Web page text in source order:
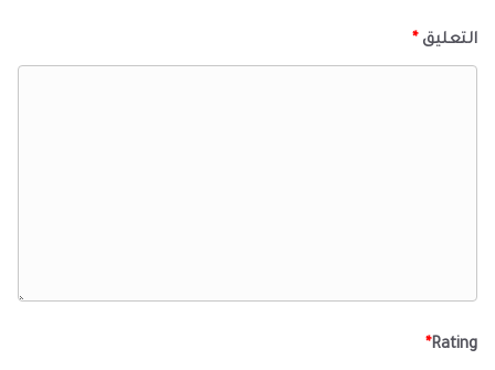
التعليق *
Rating
*